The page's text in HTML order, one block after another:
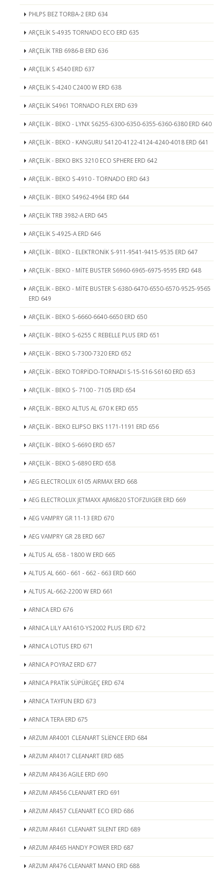
PHLPS BEZ TORBA-2 ERD 634
ARÇELİK S-4935 TORNADO ECO ERD 635
ARÇELİK TRB 6986-B ERD 636
ARÇELİK S 4540 ERD 637
ARÇELİK S-4240 C2400 W ERD 638
ARÇELİK S4961 TORNADO FLEX ERD 639
ARÇELİK - BEKO - LYNX S6255-6300-6350-6355-6360-6380 ERD 640
ARÇELİK - BEKO - KANGURU S4120-4122-4124-4240-4018 ERD 641
ARÇELİK - BEKO BKS 3210 ECO SPHERE ERD 642
ARÇELİK - BEKO S-4910 - TORNADO ERD 643
ARÇELİK - BEKO S4962-4964 ERD 644
ARÇELİK TRB 3982-A ERD 645
ARÇELİK S-4925-A ERD 646
ARÇELİK - BEKO - ELEKTRONİK S-911-9541-9415-9535 ERD 647
ARÇELİK - BEKO - MİTE BUSTER S6960-6965-6975-9595 ERD 648
ARÇELİK - BEKO - MİTE BUSTER S-6380-6470-6550-6570-9525-9565
ERD 649
ARÇELİK - BEKO S-6660-6640-6650 ERD 650
ARÇELİK - BEKO S-6255 C REBELLE PLUS ERD 651
ARÇELİK - BEKO S-7300-7320 ERD 652
ARÇELİK - BEKO TORPİDO-TORNADI S-15-S16-S6160 ERD 653
ARÇELİK - BEKO S- 7100 - 7105 ERD 654
ARÇELİK - BEKO ALTUS AL 670 K ERD 655
ARÇELİK - BEKO ELIPSO BKS 1171-1191 ERD 656
ARÇELİK - BEKO S-6690 ERD 657
ARÇELİK - BEKO S-6890 ERD 658
AEG ELECTROLUX 6105 AIRMAX ERD 668
AEG ELECTROLUX JETMAXX AJM6820 STOFZUIGER ERD 669
AEG VAMPRY GR 11-13 ERD 670
AEG VAMPRY GR 28 ERD 667
ALTUS AL 658 - 1800 W ERD 665
ALTUS AL 660 - 661 - 662 - 663 ERD 660
ALTUS AL-662-2200 W ERD 661
ARNICA ERD 676
ARNICA LILY AA1610-YS2002 PLUS ERD 672
ARNICA LOTUS ERD 671
ARNICA POYRAZ ERD 677
ARNICA PRATİK SÜPÜRGEÇ ERD 674
ARNICA TAYFUN ERD 673
ARNICA TERA ERD 675
ARZUM AR4001 CLEANART SLİENCE ERD 684
ARZUM AR4017 CLEANART ERD 685
ARZUM AR436 AGILE ERD 690
ARZUM AR456 CLEANART ERD 691
ARZUM AR457 CLEANART ECO ERD 686
ARZUM AR461 CLEANART SILENT ERD 689
ARZUM AR465 HANDY POWER ERD 687
ARZUM AR476 CLEANART MANO ERD 688